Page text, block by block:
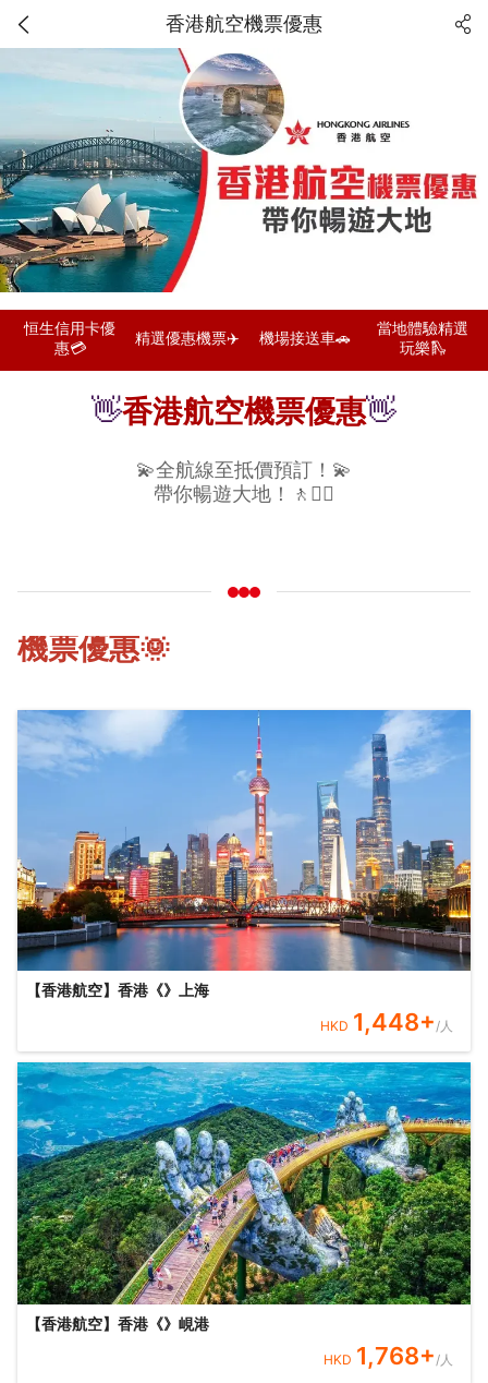
香港航空機票優惠
恒生信用卡優
惠💳
精選優惠機票✈️ 機場接送車🚗
當地體驗精選
玩樂🛝
👋香港航空機票優惠👋
💫全航線至抵價預訂！💫
帶你暢遊大地！🚶🚶‍♀️
機票優惠🌞
【香港航空】香港《》上海
HKD 1,448+/人
【香港航空】香港《》峴港
HKD 1,768+ /人